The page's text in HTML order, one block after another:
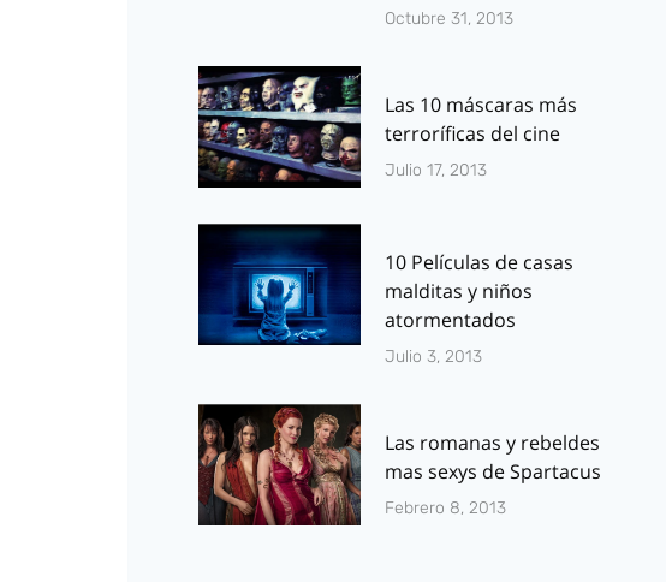
Octubre 31, 2013
Las 10 máscaras más
terroríficas del cine
Julio 17, 2013
10 Películas de casas
malditas y niños
atormentados
Julio 3, 2013
Las romanas y rebeldes
mas sexys de Spartacus
Febrero 8, 2013